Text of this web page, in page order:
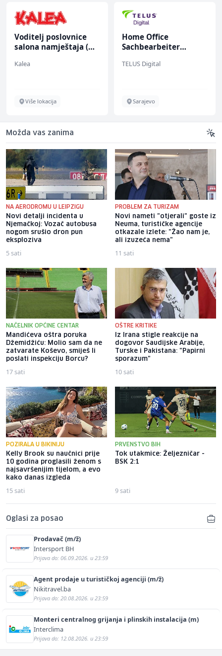
Voditelj poslovnice
salona namještaja (m/
Kalea
Više lokacija
Home Office
Sachbearbeiter
bekannten deutschen
TELUS Digital
Sarajevo
Možda vas zanima
NA AERODROMU U LEIPZIGU
Novi detalji incidenta u
Njemačkoj: Vozač autobusa
nogom srušio dron pun
eksploziva
5 sati
PROBLEM ZA TURIZAM
Novi nameti "otjerali" goste iz
Neuma, turističke agencije
otkazale izlete: "Žao nam je,
ali izuzeća nema"
11 sati
NAČELNIK OPĆINE CENTAR
Mandićeva oštra poruka
Džemidžiću: Molio sam da ne
zatvarate Koševo, smiješ li
poslati inspekciju Borcu?
17 sati
OŠTRE KRITIKE
Iz Irana stigle reakcije na
dogovor Saudijske Arabije,
Turske i Pakistana: "Papirni
sporazum"
10 sati
POZIRALA U BIKINIJU
Kelly Brook su naučnici prije
10 godina proglasili ženom s
najsavršenijim tijelom, a evo
kako danas izgleda
15 sati
PRVENSTVO BIH
Tok utakmice: Željezničar -
BSK 2:1
9 sati
Oglasi za posao
Prodavač (m/ž)
Intersport BH
Prijava do: 06.09.2026. u 23:59
Agent prodaje u turističkoj agenciji (m/ž)
Nikitravel.ba
Prijava do: 20.08.2026. u 23:59
Monteri centralnog grijanja i plinskih instalacija (m)
Interclima
Prijava do: 12.08.2026. u 23:59